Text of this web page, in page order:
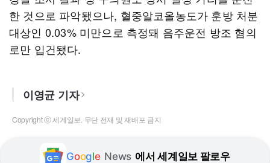
한 것으로 파악됐으나, 혈중알코올농도가 훈방 처분
대상인 0.03% 미만으로 측정돼 음주운전 방조 혐의
로만 입건됐다.
이영균 기자
Copyright ⓒ 세계일보. 무단 전재 및 재배포 금지
Google News 에서 세계일보 팔로우